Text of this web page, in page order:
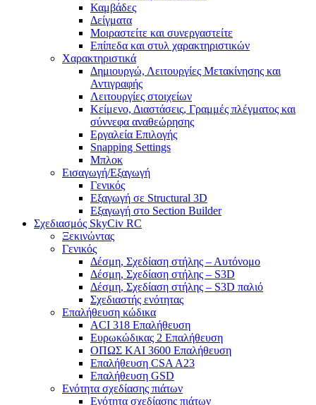
Καμβάδες
Δείγματα
Μοιραστείτε και συνεργαστείτε
Επίπεδα και στυλ χαρακτηριστικών
Χαρακτηριστικά
Δημιουργώ, Λειτουργίες Μετακίνησης και
Αντιγραφής
Λειτουργίες στοιχείων
Κείμενο, Διαστάσεις, Γραμμές πλέγματος και
σύννεφα αναθεώρησης
Εργαλεία Επιλογής
Snapping Settings
Μπλοκ
Εισαγωγή/Εξαγωγή
Γενικός
Εξαγωγή σε Structural 3D
Εξαγωγή στο Section Builder
Σχεδιασμός SkyCiv RC
Ξεκινώντας
Γενικός
Δέσμη, Σχεδίαση στήλης – Αυτόνομο
Δέσμη, Σχεδίαση στήλης – S3D
Δέσμη, Σχεδίαση στήλης – S3D παλιό
Σχεδιαστής ενότητας
Επαλήθευση κώδικα
ACI 318 Επαλήθευση
Ευρωκώδικας 2 Επαλήθευση
ΟΠΩΣ ΚΑΙ 3600 Επαλήθευση
Επαλήθευση CSA A23
Επαλήθευση GSD
Ενότητα σχεδίασης πιάτων
Ενότητα σχεδίασης πιάτων